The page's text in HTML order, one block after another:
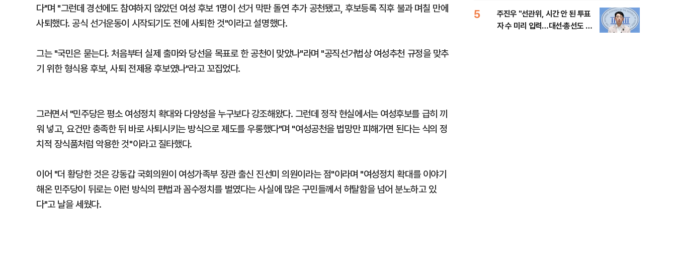
다"며 "그런데 경선에도 참여하지 않았던 여성 후보 1명이 선거 막판 돌연 추가 공천됐고, 후보등록 직후 불과 며칠 만에
사퇴했다. 공식 선거운동이 시작되기도 전에 사퇴한 것"이라고 설명했다.
그는 "국민은 묻는다. 처음부터 실제 출마와 당선을 목표로 한 공천이 맞았나"라며 "공직선거법상 여성추천 규정을 맞추
기 위한 형식용 후보, 사퇴 전제용 후보였나"라고 꼬집었다.
그러면서 "민주당은 평소 여성정치 확대와 다양성을 누구보다 강조해왔다. 그런데 정작 현실에서는 여성후보를 급히 끼
워 넣고, 요건만 충족한 뒤 바로 사퇴시키는 방식으로 제도를 우롱했다"며 "여성공천을 법망만 피해가면 된다는 식의 정
치적 장식품처럼 악용한 것"이라고 질타했다.
이어 "더 황당한 것은 강동갑 국회의원이 여성가족부 장관 출신 진선미 의원이라는 점"이라며 "여성정치 확대를 이야기
해온 민주당이 뒤로는 이런 방식의 편법과 꼼수정치를 벌였다는 사실에 많은 구민들께서 허탈함을 넘어 분노하고 있
다"고 날을 세웠다.
5
주진우 "선관위, 시간 안 된 투표
자 수 미리 입력…대선·총선도 수